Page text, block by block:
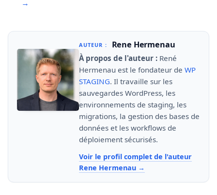
→
AUTEUR : Rene Hermenau
À propos de l'auteur : René
Hermenau est le fondateur de WP
STAGING. Il travaille sur les
sauvegardes WordPress, les
environnements de staging, les
migrations, la gestion des bases de
données et les workflows de
déploiement sécurisés.
Voir le profil complet de l'auteur
Rene Hermenau